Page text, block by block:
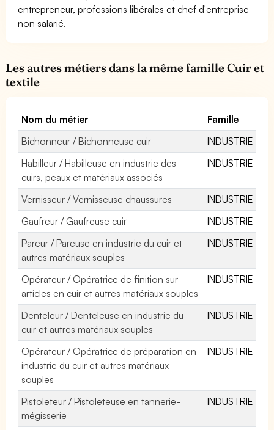
entrepreneur, professions libérales et chef d'entreprise
non salarié.
Les autres métiers dans la même famille Cuir et
textile
Nom du métier
Famille
Bichonneur / Bichonneuse cuir
INDUSTRIE
Habilleur / Habilleuse en industrie des
cuirs, peaux et matériaux associés
INDUSTRIE
Vernisseur / Vernisseuse chaussures
INDUSTRIE
Gaufreur / Gaufreuse cuir
INDUSTRIE
Pareur / Pareuse en industrie du cuir et
autres matériaux souples
INDUSTRIE
Opérateur / Opératrice de finition sur
articles en cuir et autres matériaux souples
INDUSTRIE
Denteleur / Denteleuse en industrie du
cuir et autres matériaux souples
INDUSTRIE
Opérateur / Opératrice de préparation en
industrie du cuir et autres matériaux
souples
INDUSTRIE
Pistoleteur / Pistoleteuse en tannerie-
mégisserie
INDUSTRIE